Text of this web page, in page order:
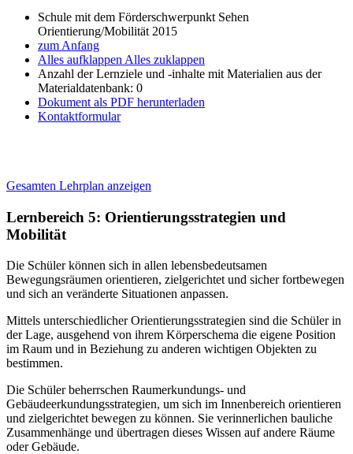
Schule mit dem Förderschwerpunkt Sehen
Orientierung/Mobilität 2015
zum Anfang
Alles aufklappen Alles zuklappen
Anzahl der Lernziele und -inhalte mit Materialien aus der
Materialdatenbank: 0
Dokument als PDF herunterladen
Kontaktformular
Gesamten Lehrplan anzeigen
Lernbereich 5: Orientierungsstrategien und
Mobilität
Die Schüler können sich in allen lebensbedeutsamen
Bewegungsräumen orientieren, zielgerichtet und sicher fortbewegen
und sich an veränderte Situationen anpassen.
Mittels unterschiedlicher Orientierungsstrategien sind die Schüler in
der Lage, ausgehend von ihrem Körperschema die eigene Position
im Raum und in Beziehung zu anderen wichtigen Objekten zu
bestimmen.
Die Schüler beherrschen Raumerkundungs- und
Gebäudeerkundungsstrategien, um sich im Innenbereich orientieren
und zielgerichtet bewegen zu können. Sie verinnerlichen bauliche
Zusammenhänge und übertragen dieses Wissen auf andere Räume
oder Gebäude.